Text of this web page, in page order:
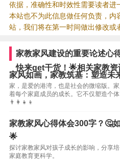
依据，准确性和时效性需要读者进
本站也不为此信息做任何负责，内
站，我们将在第一时间做出修改或
家教家风建设的重要论述心
快来get干货！🌟相关家教资
家风如画，家教筑基：塑造未
家，是爱的港湾，也是社会的微缩版。
着每个家庭成员的成长。它不仅塑造个
👨‍👩‍👧‍👦
家教家风心得体会300字？🤔
🌟
探讨家教家风对孩子成长的影响，分享
家庭教育更科学。